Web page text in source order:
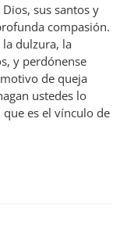
sus santos y
compasión.
dulzura, la
y perdónense
de queja
ustedes lo
es el vínculo de